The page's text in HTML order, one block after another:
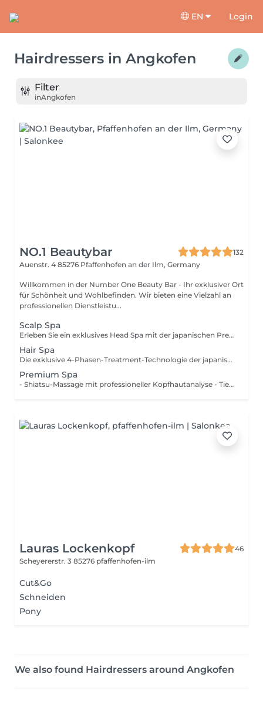
EN Login
Hairdressers in Angkofen
Filter
inAngkofen
NO.1 Beautybar
132
Auenstr. 4 85276 Pfaffenhofen an der Ilm, Germany
Willkommen in der Number One Beauty Bar - Ihr exklusiver Ort
für Schönheit und Wohlbefinden. Wir bieten eine Vielzahl an
professionellen Dienstleistu...
Scalp Spa
Erleben Sie ein exklusives Head Spa mit der japanischen Premium-Marke Milbon. Die Scalp Repair Behandlung reinigt die Kopfhaut sanft, spendet intensive Feuchtigkeit und unterstützt ihre natürliche Balance. Eine entspannende Kopfhautmassage fördert die Durchblutung, löst Spannungen und sorgt für tiefes Wohlbefinden. Das Ergebnis ist eine gepflegte, ausgeglichene Kopfhaut die ideale Grundlage für gesundes, kräftiges Haar. Enhancing Vivacity.
Hair Spa
Die exklusive 4-Phasen-Treatment-Technologie der japanischen Premium-Marke Milbon regeneriert das Haar von innen nach außen. Hochwertige Wirkstoffe versorgen die Haarfaser gezielt mit Feuchtigkeit und Keratin, stärken die Haarstruktur und verleihen intensive Geschmeidigkeit, Glanz und Elastizität. Das Ergebnis ist sichtbar und spürbar gesundes Haar mit einer Wirkung von bis zu 5 Wochen bei entsprechender Heimpflege.
Premium Spa
- Shiatsu-Massage mit professioneller Kopfhautanalyse - Tiefenreinigung der Kopfhaut mit individueller Haarpflege - Wohltuende Gesichtspflege mit hochwertigen Reviderm-Produkten - Individuelle Gesichtsmaske von Reviderm HaarpflegeTipp: Schonend waschen, Hitzeschutz nutzen und mit FriseurPflegeprodukten für langanhaltende Ergebnisse sorgen!
Lauras Lockenkopf
46
Scheyererstr. 3 85276 pfaffenhofen-ilm
Cut&Go
Schneiden
Pony
We also found Hairdressers around Angkofen